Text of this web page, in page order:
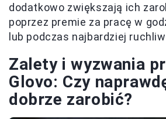
dodatkowo zwiększają ich
poprzez premie za pracę w
lub podczas najbardziej
Zalety i wyzwania
Glovo: Czy
dobrze zarobić?